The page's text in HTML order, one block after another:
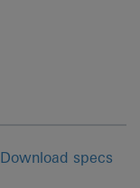
Download specs